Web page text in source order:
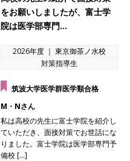
をお願いしましたが、富士学
院は医学部専門…
2026年度 ｜ 東京御茶ノ水校
対策指導生
筑波大学医学群医学類合格
M・Nさん
私は高校の先生に富士学院を紹介し
ていただき、面接対策でお世話にな
りました。富士学院は医学部専門予
備校 […]